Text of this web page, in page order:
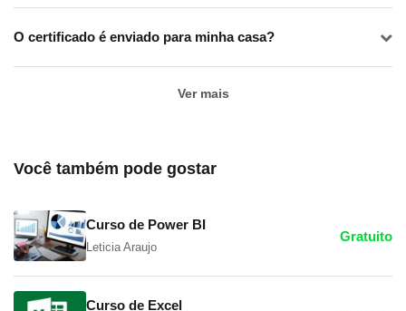
umcomputadorque utilize a plataforma Windows. Ele é
um gerenciador de arquivos e pastas – e é o
movimentação e demais tarefas no seu computador –
O certificado é enviado para minha casa?
Ver mais
Você também pode gostar
Curso de Power BI
Leticia Araujo
Gratuito
Curso de Excel